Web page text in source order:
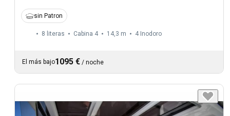
sin Patron
8 literas Cabina 4 14,3 m 4 Inodoro
El más bajo1095 € / noche